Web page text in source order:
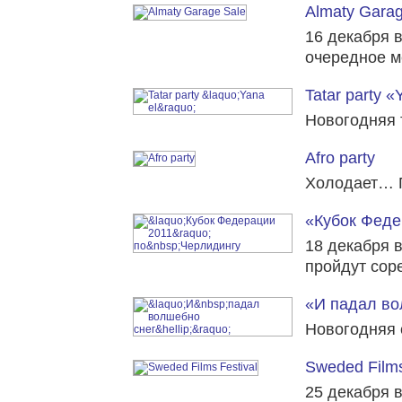
Almaty
16 декабря
очередное
Tatar party
Новогодняя
Afro party
Холодает…
«Кубок
18 декабря
пройдут
«И падал
Новогодняя
Sweded
25 декабря